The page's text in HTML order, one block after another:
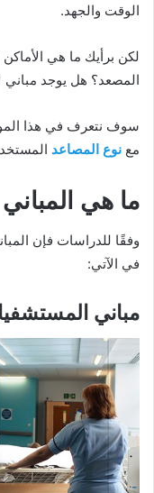
الوقت والجهد.
لكن برأيك ما هي
المصعد؟ هل يوجد مباني
سوف نتعرف في هذا
مع نوع المصاعد
ما هي المباني
وفقًا للدراسات فإن
في الآتي:
مباني